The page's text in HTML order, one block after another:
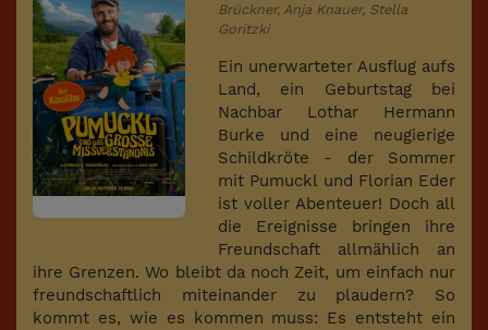
Brückner, Anja Knauer, Stella
Goritzki
Ein unerwarteter Ausflug aufs
Land, ein Geburtstag bei
Nachbar Lothar Hermann
Burke und eine neugierige
Schildkröte - der Sommer
mit Pumuckl und Florian Eder
ist voller Abenteuer! Doch all
die Ereignisse bringen ihre
Freundschaft allmählich an
ihre Grenzen. Wo bleibt da noch Zeit, um einfach nur
freundschaftlich miteinander zu plaudern? So
kommt es, wie es kommen muss: Es entsteht ein